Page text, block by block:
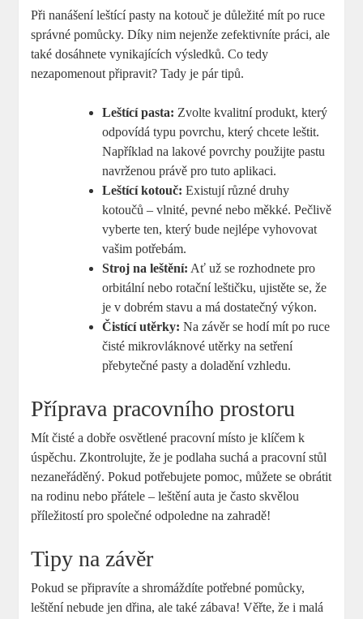
Při nanášení leštící pasty na kotouč je důležité mít po ruce
správné pomůcky. Díky nim nejenže zefektivníte práci, ale
také dosáhnete vynikajících výsledků. Co tedy
nezapomenout připravit? Tady je pár tipů.
Leštící pasta: Zvolte kvalitní produkt, který
odpovídá typu povrchu, který chcete leštit.
Například na lakové povrchy použijte pastu
navrženou právě pro tuto aplikaci.
Leštící kotouč: Existují různé druhy
kotoučů – vlnité, pevné nebo měkké. Pečlivě
vyberte ten, který bude nejlépe vyhovovat
vašim potřebám.
Stroj na leštění: Ať už se rozhodnete pro
orbitální nebo rotační leštičku, ujistěte se, že
je v dobrém stavu a má dostatečný výkon.
Čistící utěrky: Na závěr se hodí mít po ruce
čisté mikrovláknové utěrky na setření
přebytečné pasty a doladění vzhledu.
Příprava pracovního prostoru
Mít čisté a dobře osvětlené pracovní místo je klíčem k
úspěchu. Zkontrolujte, že je podlaha suchá a pracovní stůl
nezaneřáděný. Pokud potřebujete pomoc, můžete se obrátit
na rodinu nebo přátele – leštění auta je často skvělou
příležitostí pro společné odpoledne na zahradě!
Tipy na závěr
Pokud se připravíte a shromáždíte potřebné pomůcky,
leštění nebude jen dřina, ale také zábava! Věřte, že i malá